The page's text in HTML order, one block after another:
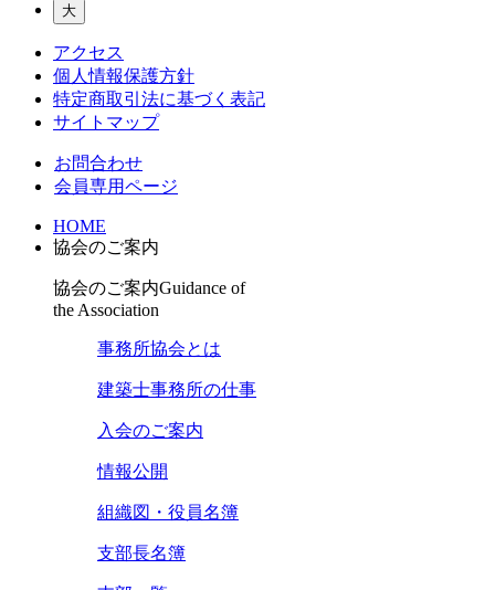
大
アクセス
個人情報保護方針
特定商取引法に基づく表記
サイトマップ
お問合わせ
会員専用ページ
HOME
協会のご案内
協会のご案内Guidance of
the Association
事務所協会とは
建築士事務所の仕事
入会のご案内
情報公開
組織図・役員名簿
支部長名簿